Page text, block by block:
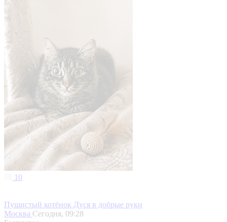
10
Пушистый котёнок Дуся в добрые руки
Москва Сегодня, 09:28